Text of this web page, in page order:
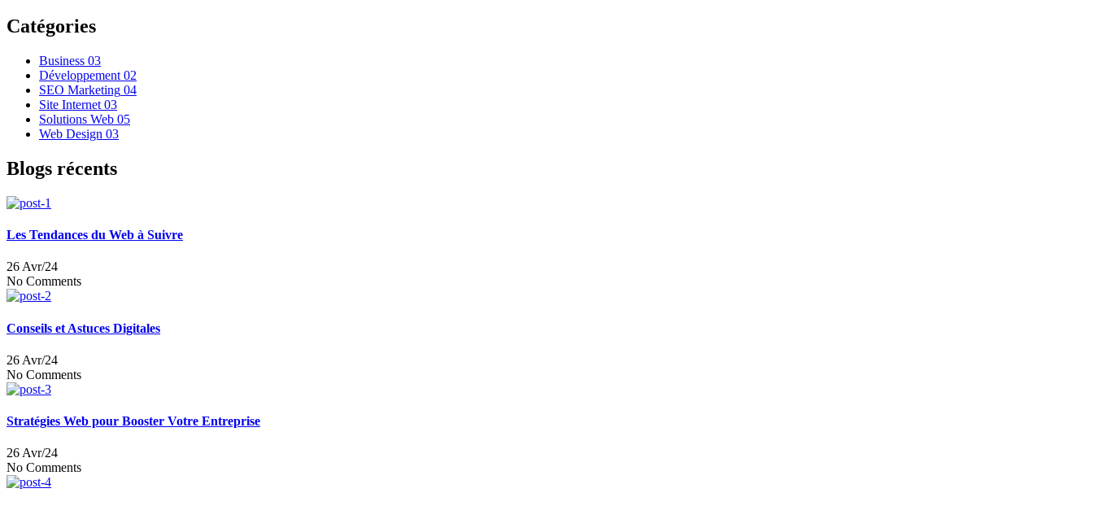
Catégories
Business 03
Développement 02
SEO Marketing 04
Site Internet 03
Solutions Web 05
Web Design 03
Blogs récents
Les Tendances du Web à Suivre
26 Avr/24
No Comments
Conseils et Astuces Digitales
26 Avr/24
No Comments
Stratégies Web pour Booster Votre Entreprise
26 Avr/24
No Comments